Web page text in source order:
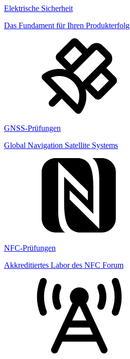
Elektrische Sicherheit
Das Fundament für Ihren Produkterfolg
GNSS-Prüfungen
Global Navigation Satellite Systems
NFC-Prüfungen
Akkreditiertes Labor des NFC Forum